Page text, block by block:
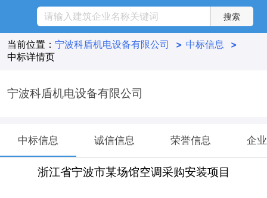
当前位置： 宁波科盾机电设备有限公司 > 中标信息
>
中标详情页
宁波科盾机电设备有限公司
中标信息 诚信信息 荣誉信息 企
浙江省宁波市某场馆空调采购安装项目